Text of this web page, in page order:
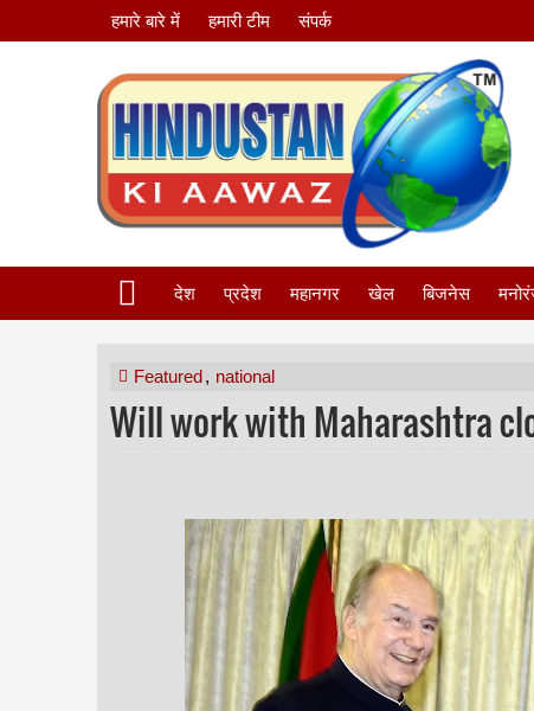
हमारे बारे में हमारी टीम संपर्क
देश प्रदेश महानगर खेल बिजनेस
Featured, national
Will work with Maharashtra